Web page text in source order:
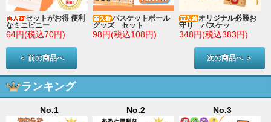
セットがお得 便利
なミニビニー
64円(税込70円)
バスケットボール
グッズ セット
98円(税込108円)
オリジナル必勝お
守り バスケッ
348円(税込383円)
＜ 前の商品へ 次の商品へ ＞
ランキング
No.1 No.2 No.3